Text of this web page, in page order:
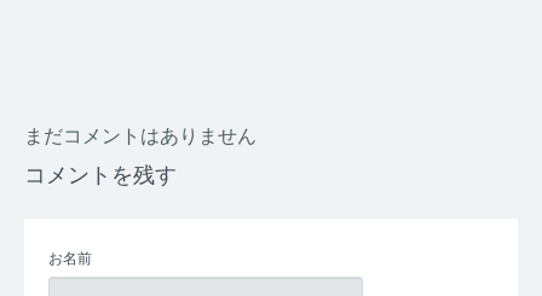
まだコメントはありません
コメントを残す
お名前